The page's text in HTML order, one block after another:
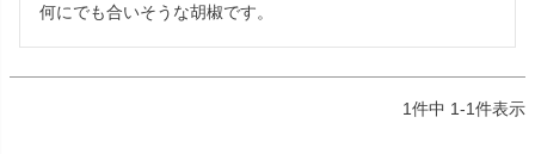
何にでも合いそうな胡椒です。
1件中 1-1件表示